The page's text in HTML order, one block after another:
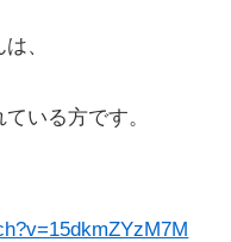
、
いる方です。